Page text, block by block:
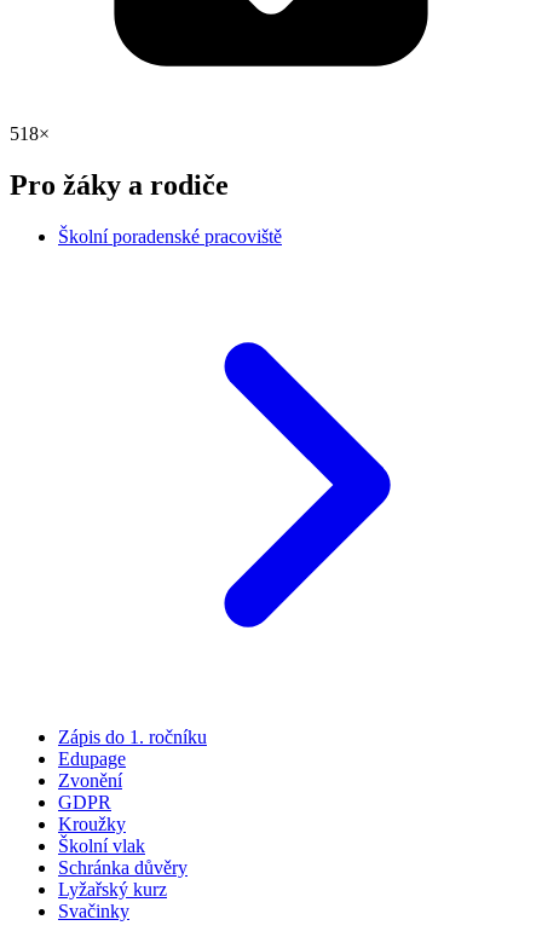
518×
Pro žáky a rodiče
Školní poradenské pracoviště
Zápis do 1. ročníku
Edupage
Zvonění
GDPR
Kroužky
Školní vlak
Schránka důvěry
Lyžařský kurz
Svačinky